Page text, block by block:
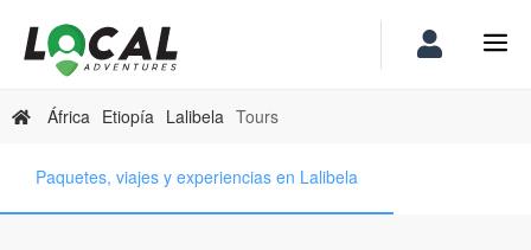
África Etiopía Lalibela Tours
Paquetes, viajes y experiencias en Lalibela